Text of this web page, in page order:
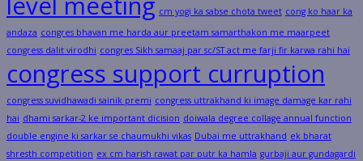
cm yogi ka sabse chota tweet cong ko haar ka
andaza congres bhavan me harda aur preetam samarthakon me maarpeet
congress dalit virodhi congres Sikh samaaj par sc/ST act me farji fir karwa rahi hai
congress support curruption
congress suvidhawadi sainik premi congress uttrakhand ki image damage kar rahi
hai dhami sarkar-2 ke important dicision doiwala degree collage annual function
double engine ki sarkar se chaumukhi vikas Dubai me uttrakhand ek bharat
shresth competition ex cm harish rawat par putr ka hamla gurbaji aur gundagardi